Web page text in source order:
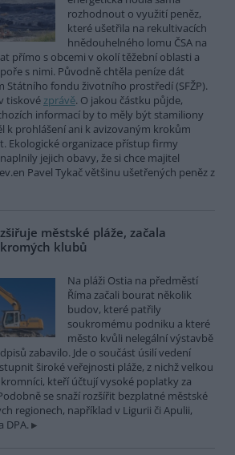
rozhodnout o využití peněz,
které ušetřila na rekultivacích
hnědouhelného lomu ČSA na
přímo s obcemi v okolí těžební oblasti a
s nimi. Původně chtěla peníze dát
Státního fondu životního prostředí (SFŽP).
tiskovézprávě. O jakou částku půjde,
informací by to měly být stamiliony
k prohlášení ani k avizovaným krokům
Ekologické organizace přístup firmy
jejich obavy, že si chce majitel
Pavel Tykač většinu ušetřených peněz z
městské pláže, začala
klubů
Na pláži Ostia na předměstí
Říma začali bourat několik
budov, které patřily
soukromému podniku a které
město kvůli nelegální výstavbě
zabavilo. Jde o součást úsilí vedení
široké veřejnosti pláže, z nichž velkou
kteří účtují vysoké poplatky za
se snaží rozšířit bezplatné městské
regionech, například v Ligurii či Apulii,
DPA.